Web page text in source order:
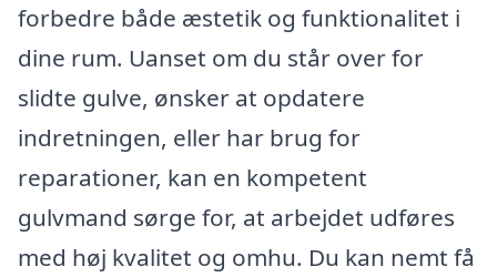
forbedre både æstetik og funktionalitet i
dine rum. Uanset om du står over for
slidte gulve, ønsker at opdatere
indretningen, eller har brug for
reparationer, kan en kompetent
gulvmand sørge for, at arbejdet udføres
med høj kvalitet og omhu. Du kan nemt få